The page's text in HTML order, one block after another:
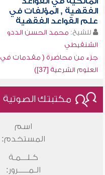
الفقهية , المؤلفات في
علم القواعد الفقهية
للشيخ: محمد الحسن الددو
الشنقيطي
جزء من محاضرة ( مقدمات في
العلوم الشرعية [37])
مكتبتك الصوتية
اسم
المستخدم:
كـلـــمـة
الـمـــــرور: